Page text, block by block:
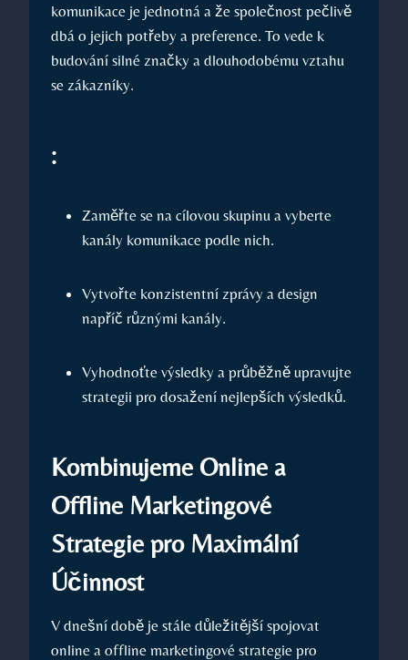
komunikace je⁣ jednotná a‌ že společnost pečlivě‍
dbá o jejich potřeby a ​preference. To vede k
budování silné značky‌ a dlouhodobému‍ vztahu‌
se zákazníky.
:
Zaměřte se na⁢ cílovou skupinu a vyberte​
kanály komunikace podle nich.
Vytvořte konzistentní‌ zprávy⁤ a design⁢
napříč ⁤různými‌ kanály.
Vyhodnoťte výsledky a průběžně upravujte
strategii pro dosažení nejlepších výsledků.
Kombinujeme Online​ a
Offline Marketingové
Strategie pro Maximální‌
Účinnost
V dnešní době je stále důležitější spojovat
online a offline marketingové strategie pro